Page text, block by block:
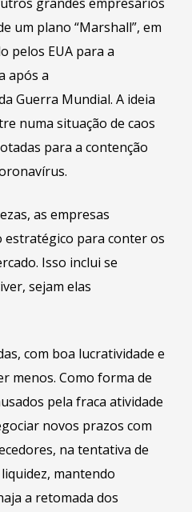
grandes empresários
um plano “Marshall”, em
pelos EUA para a
após a
Guerra Mundial. A ideia
numa situação de caos
para a contenção
as empresas
estratégico para conter os
Isso inclui se
sejam elas
com boa lucratividade e
menos. Como forma de
pela fraca atividade
novos prazos com
na tentativa de
mantendo
a retomada dos